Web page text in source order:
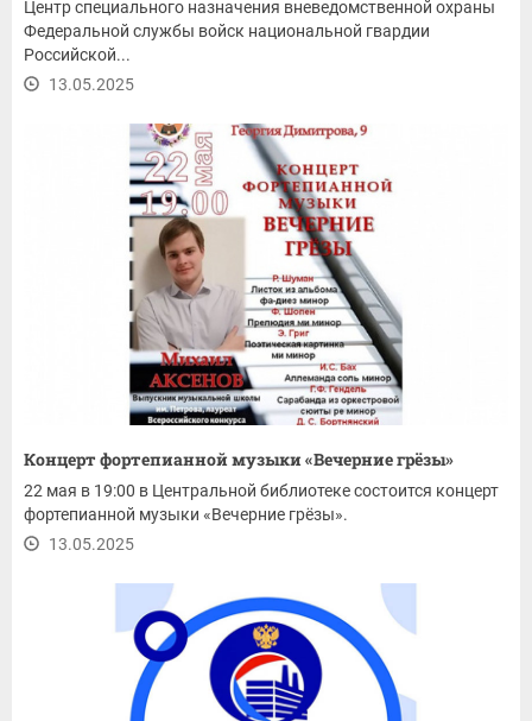
Центр специального назначения вневедомственной охраны
Федеральной службы войск национальной гвардии
Российской...
13.05.2025
Концерт фортепианной музыки «Вечерние грёзы»
22 мая в 19:00 в Центральной библиотеке состоится концерт
фортепианной музыки «Вечерние грёзы».
13.05.2025